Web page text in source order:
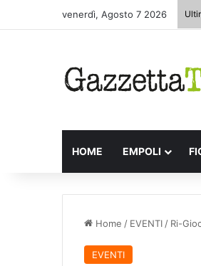
venerdì, Agosto 7 2026
HOME EMPOLI
Home / EVENTI / Ri-
EVENTI